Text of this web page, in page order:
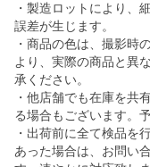
・製造ロットにより、
誤差が生じます。
・商品の色は、撮影時
より、実際の商品と異
承ください。
・他店舗でも在庫を共
る場合もございます。
・出荷前に全て検品を
あった場合は、お問い